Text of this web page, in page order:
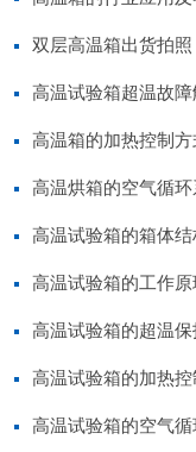
双层高温箱出货拍照
高温试验箱超温故
高温箱的加热控制方
高温烘箱的空气循
高温试验箱的箱体
高温试验箱的工作原
高温试验箱的超温
高温试验箱的加热
高温试验箱的空气